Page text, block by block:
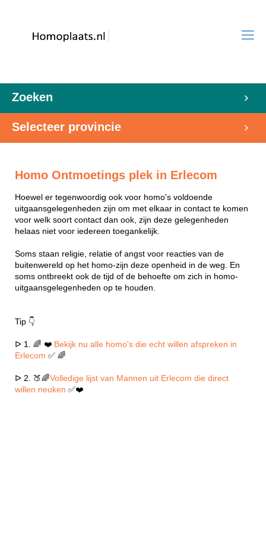
Zoeken
Selecteer provincie
Homo Ontmoetings plek in Erlecom
Hoewel er tegenwoordig ook voor homo's voldoende
uitgaansgelegenheden zijn om met elkaar in contact te komen
voor welk soort contact dan ook, zijn deze gelegenheden
helaas niet voor iedereen toegankelijk.
Soms staan religie, relatie of angst voor reacties van de
buitenwereld op het homo-zijn deze openheid in de weg. En
soms ontbreekt ook de tijd of de behoefte om zich in homo-
uitgaansgelegenheden op te houden.
Tip 👇
ᐅ 1. 🌈 ❤️ Bekijk nu alle homo's die echt willen afspreken in
Erlecom ✅ 🌈
ᐅ 2. 🍑🌈Volledige lijst van Mannen uit Erlecom die direct
willen neuken ✅❤️